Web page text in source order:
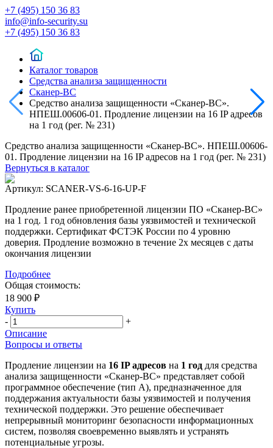
+7 (495) 150 36 83
info@info-security.su
+7 (495) 150 36 83
Каталог товаров
Средства анализа защищенности
Сканер-ВС
Средство анализа защищенности «Сканер-ВС».
НПЕШ.00606-01. Продление лицензии на 16 IP адресов
на 1 год (рег. № 231)
Средство анализа защищенности «Сканер-ВС». НПЕШ.00606-
01. Продление лицензии на 16 IP адресов на 1 год (рег. № 231)
Вернуться в каталог
Артикул: SCANER-VS-6-16-UP-F
Продление ранее приобретенной лицензии ПО «Сканер-ВС»
на 1 год. 1 год обновления базы уязвимостей и технической
поддержки. Сертификат ФСТЭК России по 4 уровню
доверия. Продление возможно в течение 2х месяцев с даты
окончания лицензии
Подробнее
Общая стоимость:
18 900 ₽
Купить
-
+
Описание
Вопросы и ответы
Продление лицензии на 16 IP адресов на 1 год для средства
анализа защищенности «Сканер-ВС» представляет собой
программное обеспечение (тип А), предназначенное для
поддержания актуальности базы уязвимостей и получения
технической поддержки. Это решение обеспечивает
непрерывный мониторинг безопасности информационных
систем, позволяя своевременно выявлять и устранять
потенциальные угрозы.